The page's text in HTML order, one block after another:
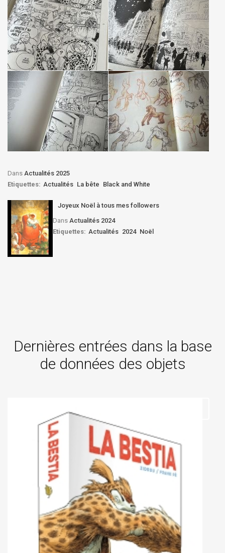
Dans Actualités 2025
Etiquettes: Actualités La bête Black and White
Joyeux Noël à tous mes followers
Dans Actualités 2024
Etiquettes: Actualités 2024 Noël
Dernières entrées dans la base
de données des objets